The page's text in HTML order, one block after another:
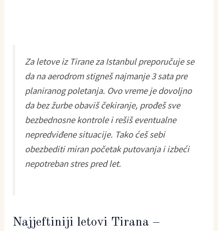
Za letove iz Tirane za Istanbul preporučuje se
da na aerodrom stigneš najmanje 3 sata pre
planiranog poletanja. Ovo vreme je dovoljno
da bez žurbe obaviš čekiranje, prođeš sve
bezbednosne kontrole i rešiš eventualne
nepredviđene situacije. Tako ćeš sebi
obezbediti miran početak putovanja i izbeći
nepotreban stres pred let.
Najjeftiniji letovi Tirana –